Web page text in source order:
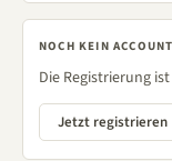
NOCH KEIN
Die Registrierung
Jetzt registrieren